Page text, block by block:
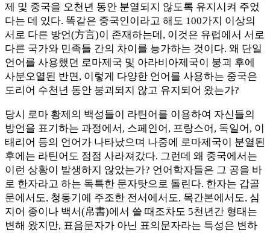
제 및 중국을 오천년 동안 분열되지 않도록 유지시켜 주었
다는 데 있다. 똑같은 중국인이라고 해도 100가지 이상의
서로 다른 방언(方言)이 존재하는데, 이것은 유럽에서 서로
다른 국가와 민족들 간의 차이를 능가하는 것이다. 왜 단일
언어를 사용했던 로마제국 및 아라비아제국이 붕괴 후에
사분오열된 반면, 이렇게 다양한 언어를 사용하는 중국은
도리어 수천년 동안 붕괴되지 않고 유지되어 왔는가?
당시 로마 황제의 백성들이 라틴어를 이용하여 자신들의
방언을 표기하는 과정에서, 스페인어, 프랑스어, 독일어, 이
태리어 등의 언어가 나타났으며 나중에 로마제국이 분열된
후에는 라틴어도 점점 사라져갔다. 그런데 왜 중국에서는
이런 상황이 발생하지 않았는가? 언어학자들은 그 공을 바
로 한자라고 하는 독특한 문자탓으로 돌린다. 한자는 갑골
문에서도, 청동기에 주조한 전서에서도, 목간본에서도, 심
지어 종이나 백서(帛書)에서 쓸 때조차도 5천년간 형태는
변해 왔지만, 표음문자가 아닌 표의문자라는 특성은 변하